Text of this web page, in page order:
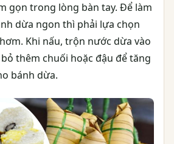
gọn trong lòng bàn tay. Để làm
dừa ngon thì phải lựa chọn
Khi nấu, trộn nước dừa vào
thêm chuối hoặc đậu để tăng
bánh dừa.